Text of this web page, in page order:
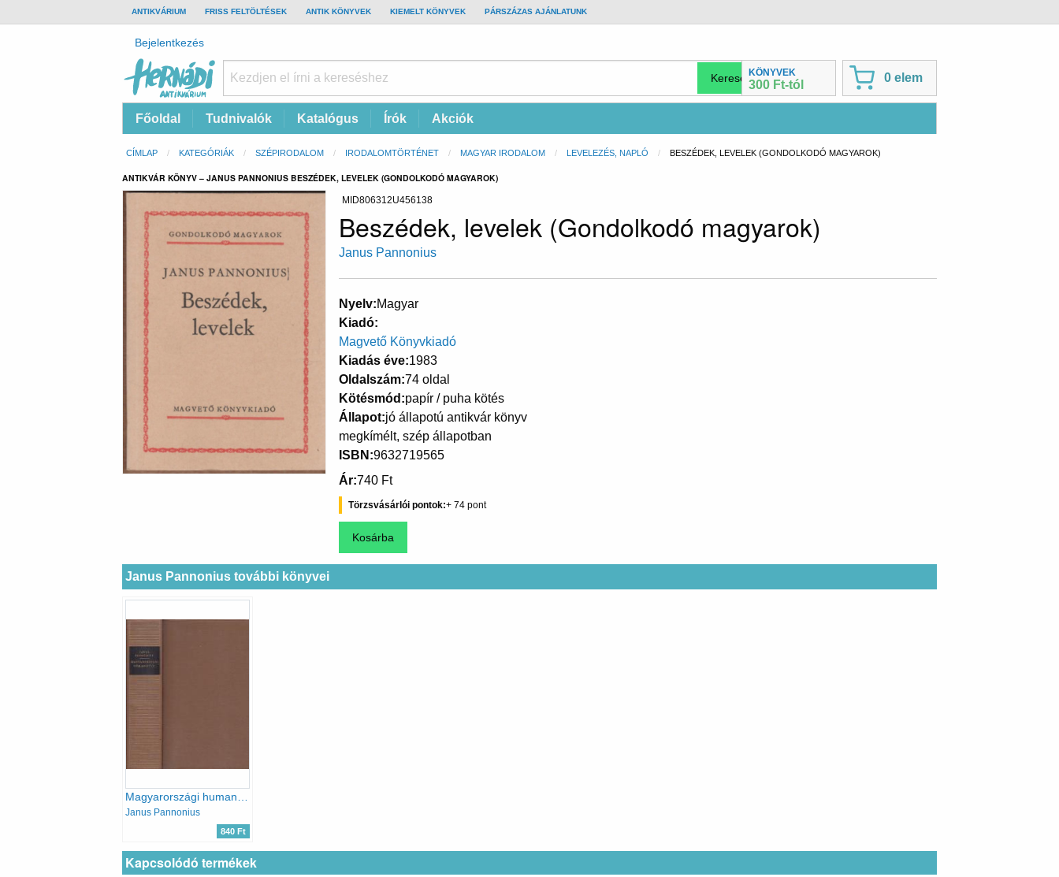
TOP
BAR
ANTIKVÁRIUM FRISS FELTÖLTÉSEK ANTIK KÖNYVEK KIEMELT KÖNYVEK PÁRSZÁZAS AJÁNLATUNK
Felhasználói
fiók
menüje
Bejelentkezés
Antikvárium
Online
KÖNYVEK
300 Ft-tól
0 elem
Fő
navigáció
Főoldal Tudnivalók Katalógus Írók Akciók
Morzsa
CÍMLAP KATEGÓRIÁK SZÉPIRODALOM IRODALOMTÖRTÉNET MAGYAR IRODALOM LEVELEZÉS, NAPLÓ CURRENT:
BESZÉDEK, LEVELEK (GONDOLKODÓ MAGYAROK)
ANTIKVÁR KÖNYV – JANUS PANNONIUS BESZÉDEK, LEVELEK (GONDOLKODÓ MAGYAROK)
MID806312U456138
Beszédek, levelek (Gondolkodó magyarok)
Janus Pannonius
Nyelv Magyar
Kiadó
Magvető Könyvkiadó
Kiadás éve 1983
Oldalszám 74 oldal
Kötésmód papír / puha kötés
Állapot jó állapotú antikvár könyv
megkímélt, szép állapotban
ISBN 9632719565
Ár 740 Ft
Törzsvásárlói pontok 74
Janus Pannonius további könyvei
Janus Pannonius
840 Ft
Kapcsolódó termékek